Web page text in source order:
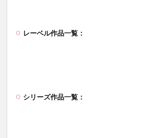
レーベル作品一覧：
シリーズ作品一覧：